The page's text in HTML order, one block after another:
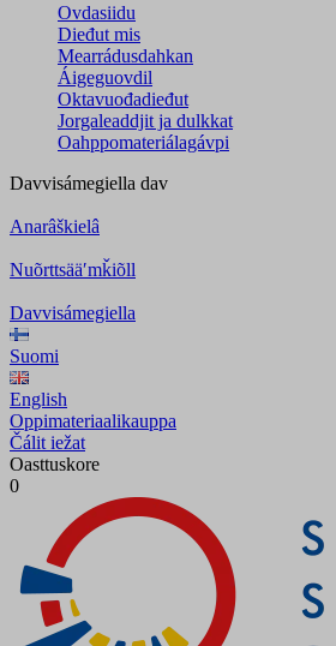
Ovdasiidu
Dieđut mis
Mearrádusdahkan
Áigeguovdil
Oktavuođadieđut
Jorgaleaddjit ja dulkkat
Oahppomateriálagávpi
Davvisámegiella dav
Anarâškielâ
Nuõrttsääʹmǩiõll
Davvisámegiella
Suomi
English
Oppimateriaalikauppa
Čálit iežat
Oasttuskore
0